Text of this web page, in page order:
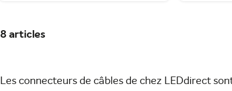
8 articles
Les connecteurs de câbles de chez LEDdirect